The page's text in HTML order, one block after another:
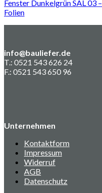
Fenster Dunkelgrün SAL 03
Folien
info@bauliefer.de
T.: 0521 543 626 24
F.: 0521 543 650 96
Unternehmen
Kontaktform
Impressum
Widerruf
AGB
Datenschutz